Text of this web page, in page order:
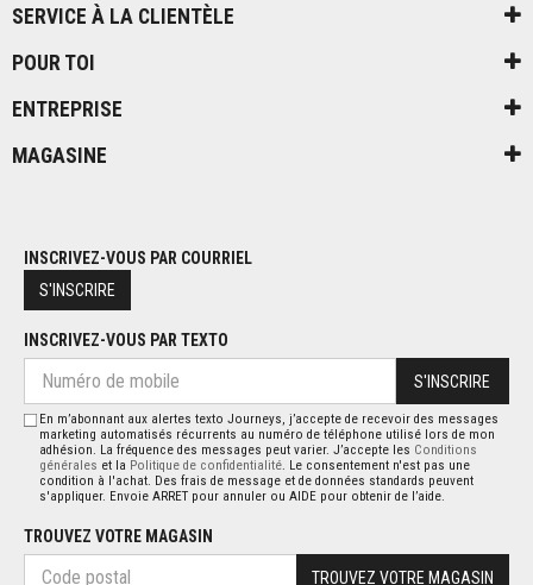
SERVICE À LA CLIENTÈLE
POUR TOI
ENTREPRISE
MAGASINE
INSCRIVEZ-VOUS PAR COURRIEL
S'INSCRIRE
INSCRIVEZ-VOUS PAR TEXTO
S'INSCRIRE
En m’abonnant aux alertes texto Journeys, j’accepte de recevoir des messages
marketing automatisés récurrents au numéro de téléphone utilisé lors de mon
adhésion. La fréquence des messages peut varier. J’accepte les Conditions
générales et la Politique de confidentialité. Le consentement n'est pas une
condition à l'achat. Des frais de message et de données standards peuvent
s'appliquer. Envoie ARRET pour annuler ou AIDE pour obtenir de l’aide.
TROUVEZ VOTRE MAGASIN
TROUVEZ VOTRE MAGASIN